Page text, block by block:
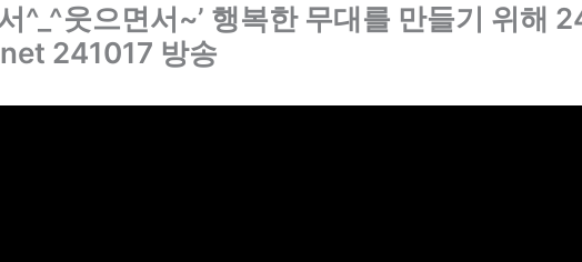
^_^웃으면서~’ 행복한 무대를 만들기 위해
241017 방송